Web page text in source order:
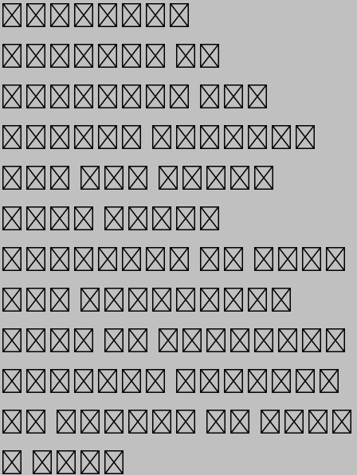
approach
focused on
Hangeul, the
Korean script,
and the Latin
one, which
alphabet is used
for languages
such as English,
French, Spanish
or Polish to name
a few.